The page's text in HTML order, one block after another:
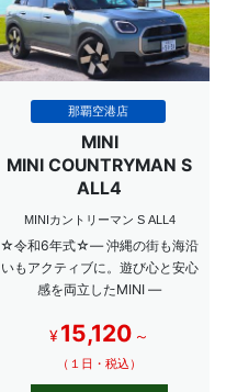
那覇空港店
MINI
MINI COUNTRYMAN S
ALL4
MINIカントリーマン S ALL4
☆令和6年式☆― 沖縄の街も海沿
いもアクティブに。遊び心と安心
感を両立したMINI ―
¥15,120 ～
（１日・税込）